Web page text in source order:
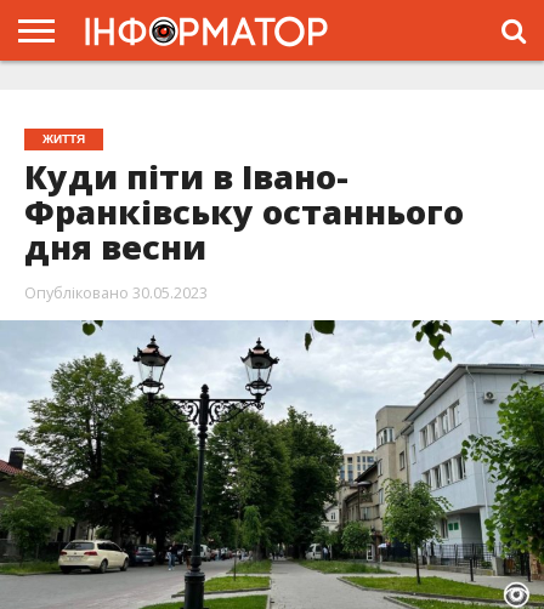
ЖИТТЯ
Куди піти в Івано-
Франківську останнього
дня весни
Опубліковано 30.05.2023